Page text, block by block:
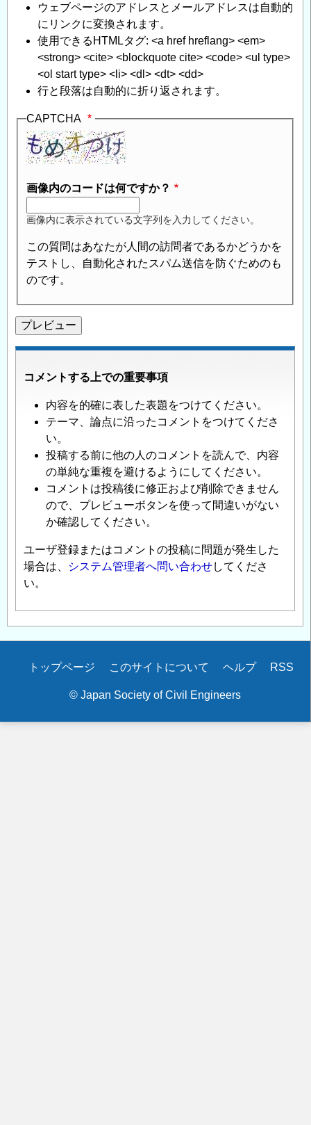
ウェブページのアドレスとメールアドレスは自動的
にリンクに変換されます。
使用できるHTMLタグ: <a href hreflang> <em>
<strong> <cite> <blockquote cite> <code> <ul type>
<ol start type> <li> <dl> <dt> <dd>
行と段落は自動的に折り返されます。
CAPTCHA
画像内のコードは何ですか？
画像内に表示されている文字列を入力してください。
この質問はあなたが人間の訪問者であるかどうかを
テストし、自動化されたスパム送信を防ぐためのも
のです。
コメントする上での重要事項
内容を的確に表した表題をつけてください。
テーマ、論点に沿ったコメントをつけてくださ
い。
投稿する前に他の人のコメントを読んで、内容
の単純な重複を避けるようにしてください。
コメントは投稿後に修正および削除できません
ので、プレビューボタンを使って間違いがない
か確認してください。
ユーザ登録またはコメントの投稿に問題が発生した
場合は、
システム管理者へ問い合わせしてくださ
い。
Secondary
トップページ このサイトについて ヘルプ RSS
© Japan Society of Civil Engineers